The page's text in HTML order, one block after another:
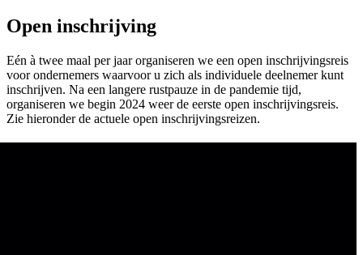
Open inschrijving
Eén à twee maal per jaar organiseren we een open inschrijvingsreis
voor ondernemers waarvoor u zich als individuele deelnemer kunt
inschrijven. Na een langere rustpauze in de pandemie tijd,
organiseren we begin 2024 weer de eerste open inschrijvingsreis.
Zie hieronder de actuele open inschrijvingsreizen.